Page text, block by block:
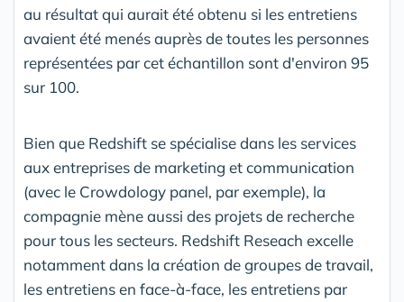
au résultat qui aurait été obtenu si les entretiens
avaient été menés auprès de toutes les personnes
représentées par cet échantillon sont d'environ 95
sur 100.
Bien que Redshift se spécialise dans les services
aux entreprises de marketing et communication
(avec le Crowdology panel, par exemple), la
compagnie mène aussi des projets de recherche
pour tous les secteurs. Redshift Reseach excelle
notamment dans la création de groupes de travail,
les entretiens en face-à-face, les entretiens par